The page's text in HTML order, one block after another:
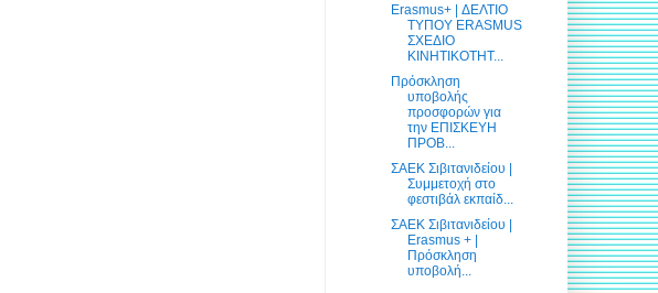
Erasmus+ | ΔΕΛΤΙΟ
ΤΥΠΟΥ ERASMUS
ΣΧΕΔΙΟ
ΚΙΝΗΤΙΚΟΤΗΤ...
Πρόσκληση
υποβολής
προσφορών για
την ΕΠΙΣΚΕΥΗ
ΠΡΟΒ...
ΣΑΕΚ Σιβιτανιδείου |
Συμμετοχή στο
φεστιβάλ εκπαίδ...
ΣΑΕΚ Σιβιτανιδείου |
Erasmus + |
Πρόσκληση
υποβολή...